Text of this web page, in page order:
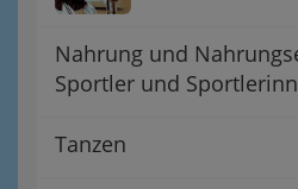
Nahrung und
Sportler und
Tanzen